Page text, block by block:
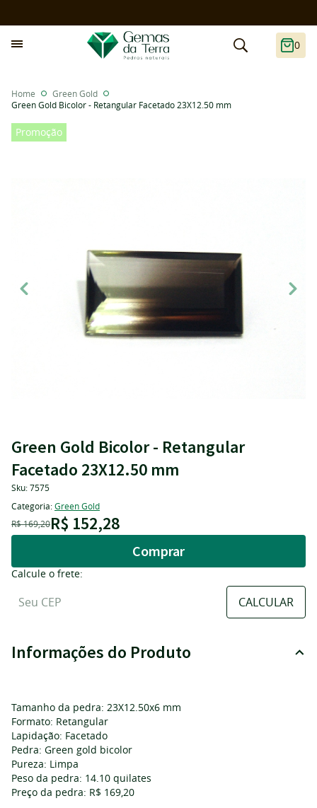
0
Home
Green Gold
Green Gold Bicolor - Retangular Facetado 23X12.50 mm
Promoção
Green Gold Bicolor - Retangular
Facetado 23X12.50 mm
Sku:7575
Categoria:Green Gold
R$ 169,20R$ 152,28
Comprar
Calcule o frete:
Informações do Produto
Tamanho da pedra: 23X12.50x6 mm
Formato: Retangular
Lapidação: Facetado
Pedra: Green gold bicolor
Pureza: Limpa
Peso da pedra: 14.10 quilates
Preço da pedra: R$ 169,20